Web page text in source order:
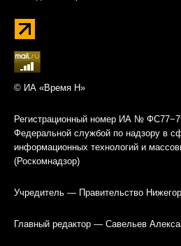
© ИА «Время Н»
Регистрационный номер ИА №
Федеральной службой по надзору в
информационных технологий и
(Роскомнадзор)
Учредитель — Правительство
Главный редактор — Савельев